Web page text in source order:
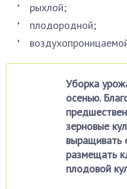
рыхлой;
плодородной;
Уборка
осенью.
зерновые
выращивать
размещать
плодовой